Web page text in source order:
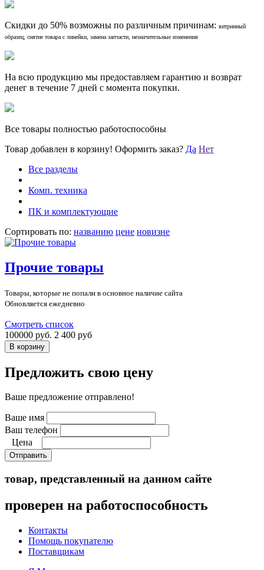
Скидки до 50% возможны по различным причинам: витринный
образец, снятие товара с линейки, замена запчасти, незначительные изменения
На всю продукцию мы предоставляем гарантию и возврат
денег в течение 7 дней с момента покупки.
Все товары полностью работоспособны
Товар добавлен в корзину! Оформить заказ? Да Нет
Все разделы
Комп. техника
ПК и комплектующие
Сортировать по: названию цене новизне
Прочие товары
Товары, которые не попали в основное наличие сайта
Обновляется ежедневно
Смотреть список
100000 руб. 2 400 руб
Предложить свою цену
Ваше предложение отправлено!
Ваше имя
Ваш телефон
Цена
Отправить
товар, представленный на данном сайте
проверен на работоспособность
Контакты
Помощь покупателю
Поставщикам